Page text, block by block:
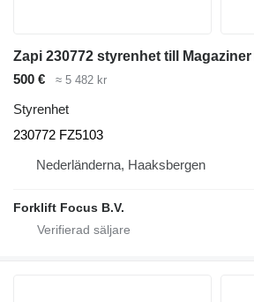
500 € ≈ 5 482 kr
Styrenhet
230772 FZ5103
Nederländerna, Haaksbergen
Forklift Focus B.V.